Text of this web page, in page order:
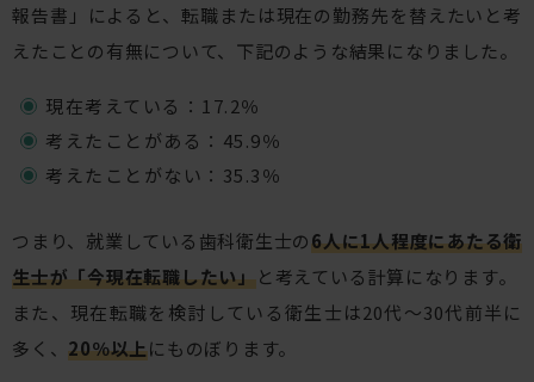
報告書」によると、転職または現在の勤務先を替えたいと考
えたことの有無について、下記のような結果になりました。
現在考えている：17.2％
考えたことがある：45.9％
考えたことがない：35.3％
つまり、就業している歯科衛生士の6人に1人程度にあたる衛
生士が「今現在転職したい」と考えている計算になります。
また、現在転職を検討している衛生士は20代〜30代前半に
多く、20％以上にものぼります。